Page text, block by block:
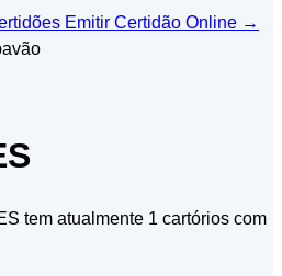
Emitir Certidão Online →
tem atualmente 1 cartórios com